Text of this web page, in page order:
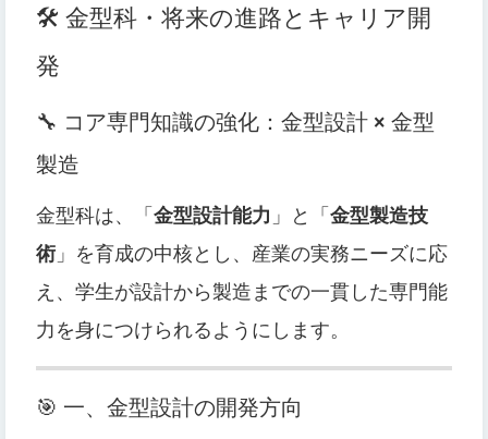
🛠️ 金型科・将来の進路とキャリア開
発
🔧 コア専門知識の強化：金型設計 × 金型
製造
金型科は、「 金型設計能力 」と「 金型製造技
術 」を育成の中核とし、産業の実務ニーズに応
え、学生が設計から製造までの一貫した専門能
力を身につけられるようにします。
🎯 一、金型設計の開発方向